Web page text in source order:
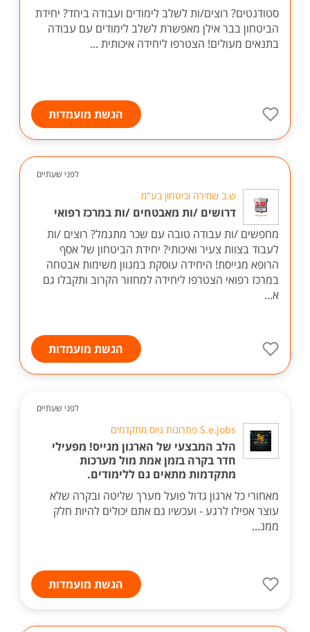
סטודנטים? רוצים/ות לשלב לימודים ועבודה ביחד? יחידת
הביטחון בבר אילן מאפשרת לשלב לימודים עם עבודה
בתנאים מעולים! הצטרפו ליחידה איכותית ...
הגשת מועמדות
לפני שעתיים
ש.ב שמירה וביטחון בע"מ
דרושים /ות מאבטחים /ות במרכז רפואי
מחפשים /ות עבודה טובה עם שכר מתגמל? רוצים /ות
לעבוד בצוות צעיר ואיכותי? יחידת הביטחון של אסף
הרופא מגייסת! היחידה עוסקת במגוון משימות אבטחה
במרכז רפואי הצטרפו ליחידה למחזור הקרוב ותקבלו גם
א...
הגשת מועמדות
לפני שעתיים
S.e.jobs פתרונות גיוס מתקדמים
הלב המבצעי של הארגון מגייס! מפעילי
חדר בקרה בזמן אמת מול מערכות
מתקדמות מתאים גם ללימודים.
מאחורי כל ארגון גדול פועל מערך שליטה ובקרה שלא
עוצר אפילו לרגע - ועכשיו גם אתם יכולים להיות חלק
ממנ...
הגשת מועמדות